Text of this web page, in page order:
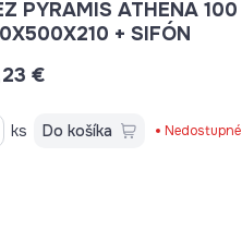
PYRAMIS ATHENA 100
+ SIFÓN
€
ks Do košíka Nedostupné